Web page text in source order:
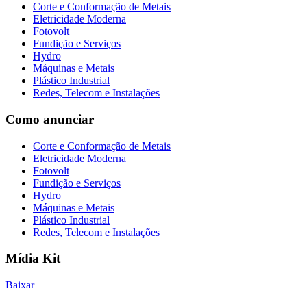
Corte e Conformação de Metais
Eletricidade Moderna
Fotovolt
Fundição e Serviços
Hydro
Máquinas e Metais
Plástico Industrial
Redes, Telecom e Instalações
Como anunciar
Corte e Conformação de Metais
Eletricidade Moderna
Fotovolt
Fundição e Serviços
Hydro
Máquinas e Metais
Plástico Industrial
Redes, Telecom e Instalações
Mídia Kit
Baixar